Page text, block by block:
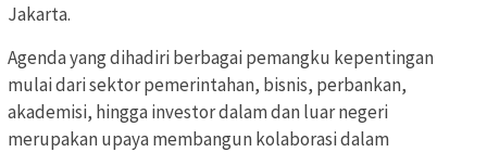
Jakarta.
Agenda yang dihadiri berbagai pemangku kepentingan
mulai dari sektor pemerintahan, bisnis, perbankan,
akademisi, hingga investor dalam dan luar negeri
merupakan upaya membangun kolaborasi dalam